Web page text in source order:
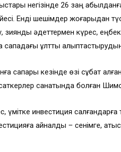
негізінде 26 заң
Енді шешімдер жоғарыдан
зиянды әдеттермен күрес,
ұлтты
сапары кезінде өзі сұқбат
санатында болған
үмітке инвестиция салғандарға
айналды – сенімге,